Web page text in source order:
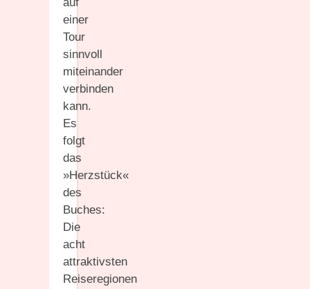
einer
Tour
sinnvoll
miteinander
verbinden
kann.
Es
folgt
das
»Herzstück«
des
Buches:
Die
acht
attraktivsten
Reiseregionen